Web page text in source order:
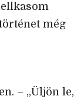
még
– „Üljön le,